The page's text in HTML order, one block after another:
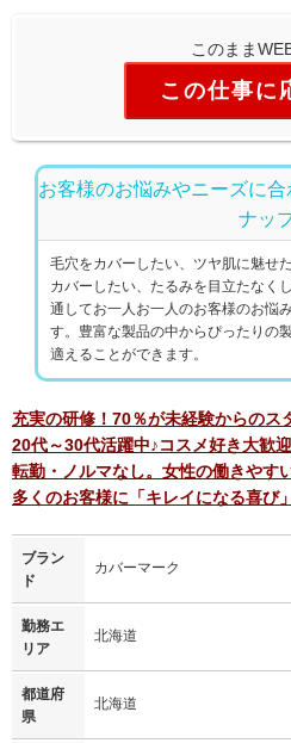
このまま
この仕事に
お客様のお悩みやニーズに
ナッ
毛穴をカバーしたい、ツヤ肌に魅せ
カバーしたい、たるみを目立たなく
通してお一人お一人のお客様のお悩
す。豊富な製品の中からぴったりの
適えることができます。
充実の研修！70％が未経験からのス
20代～30代活躍中♪コスメ好き大歓迎
転勤・ノルマなし。女性の働きやす
多くのお客様に「キレイになる喜び」
ブラン
ド
カバーマーク
勤務エ
リア
北海道
都道府
県
北海道